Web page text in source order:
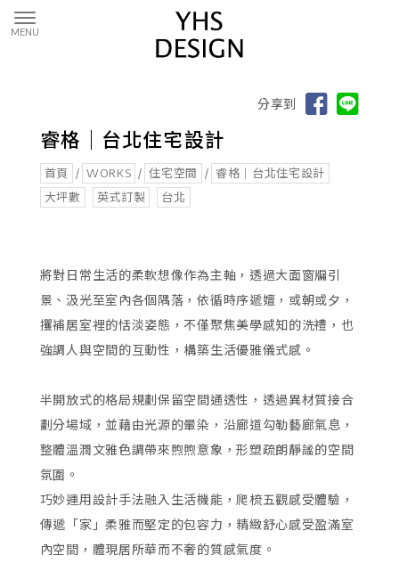
首頁 / WORKS / 住宅空間 / 睿格｜台北住宅設計
睿格｜台北住宅設計
分享到
將對日常生活的柔軟想像作為主軸，透過大面窗牖引
景、汲光至室內各個隅落，依循時序遞嬗，或朝或夕，
攫補居室裡的恬淡姿態，不僅聚焦美學感知的洗禮，也
強調人與空間的互動性，構築生活優雅儀式感。
半開放式的格局規劃保留空間通透性，透過異材質接合
劃分場域，並藉由光源的暈染，沿廊道勾勒藝廊氣息，
整體溫潤文雅色調帶來煦煦意象，形塑疏朗靜謐的空間
氛圍。
巧妙運用設計手法融入生活機能，爬梳五觀感受體驗，
傳遞「家」柔雅而堅定的包容力，精緻舒心感受盈滿室
內空間，體現居所華而不奢的質感氣度。
大坪數 英式訂製 台北